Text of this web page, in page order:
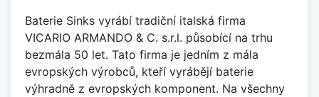
Baterie Sinks vyrábí tradiční italská firma
VICARIO ARMANDO & C. s.r.l. působící na trhu
bezmála 50 let. Tato firma je jedním z mála
evropských výrobců, kteří vyrábějí baterie
výhradně z evropských komponent. Na všechny